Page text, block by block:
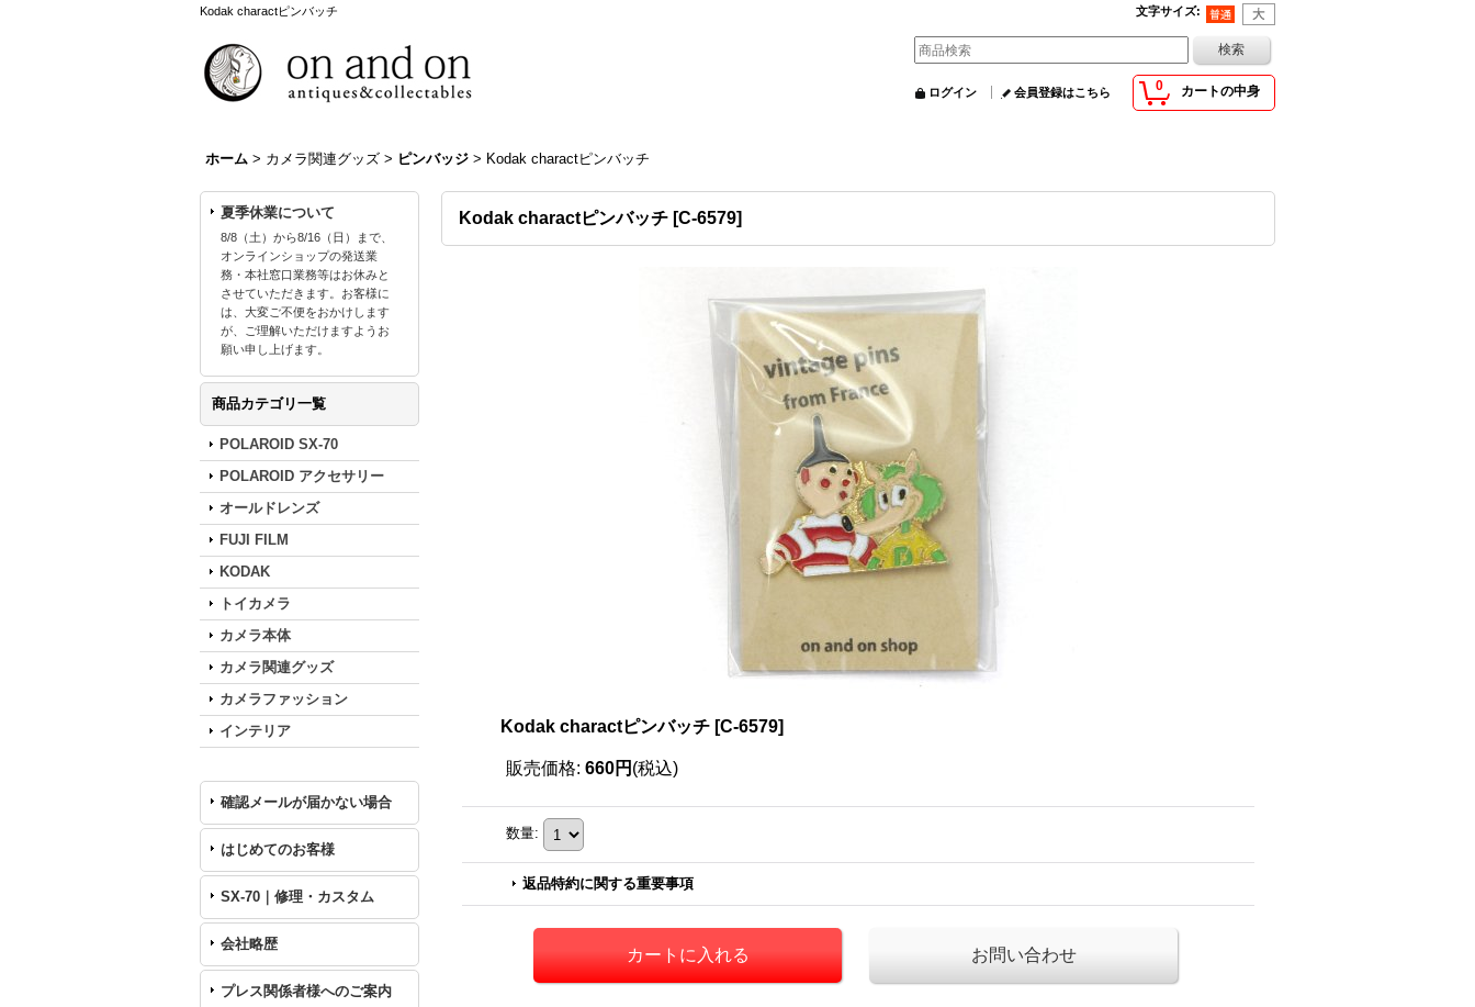
Kodak charactピンバッチ 文字サイズ:
0 カートの中身
ログイン 会員登録はこちら
ホーム > カメラ関連グッズ > ピンバッジ > Kodak charactピンバッチ
夏季休業について
8/8（土）から8/16（日）まで、
オンラインショップの発送業
務・本社窓口業務等はお休みと
させていただきます。お客様に
は、大変ご不便をおかけします
が、ご理解いただけますようお
願い申し上げます。
商品カテゴリ一覧
POLAROID SX-70
POLAROID アクセサリー
オールドレンズ
FUJI FILM
KODAK
トイカメラ
カメラ本体
カメラ関連グッズ
カメラファッション
インテリア
確認メールが届かない場合
はじめてのお客様
SX-70｜修理・カスタム
会社略歴
プレス関係者様へのご案内
Kodak charactピンバッチ [C-6579]
Kodak charactピンバッチ [C-6579]
販売価格: 660円 (税込)
数量:
返品特約に関する重要事項
お問い合わせ